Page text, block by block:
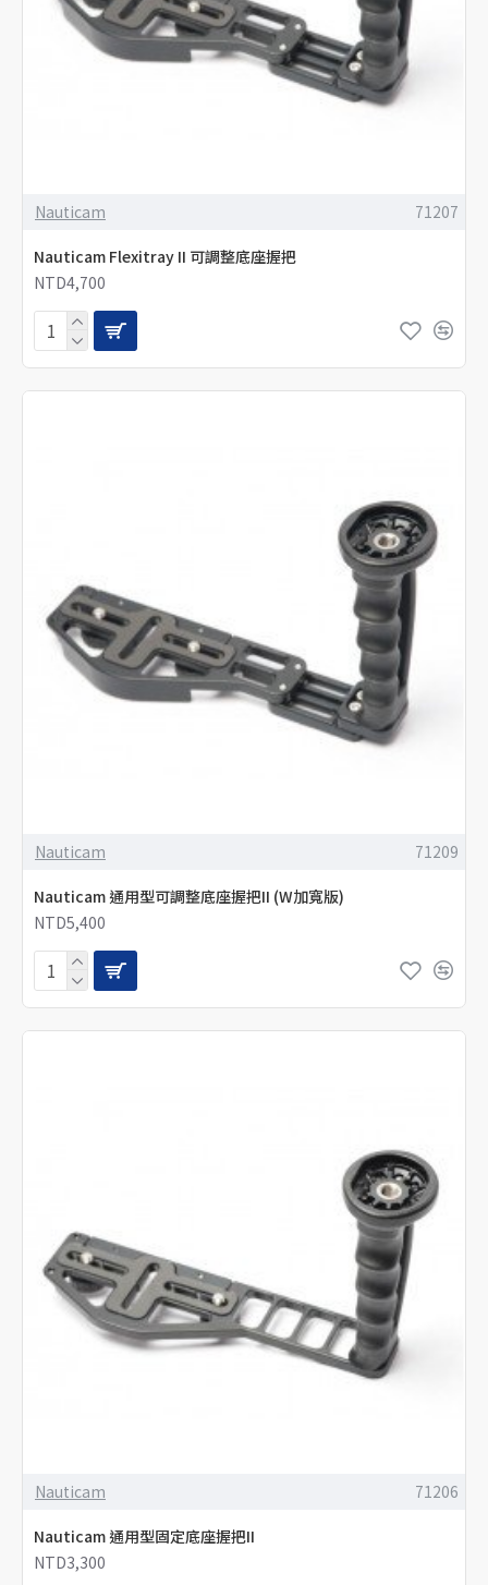
Nauticam 71207
Nauticam Flexitray II 可調整底座握把
NTD4,700
Nauticam 71209
Nauticam 通用型可調整底座握把II (W加寬版)
NTD5,400
Nauticam 71206
Nauticam 通用型固定底座握把II
NTD3,300